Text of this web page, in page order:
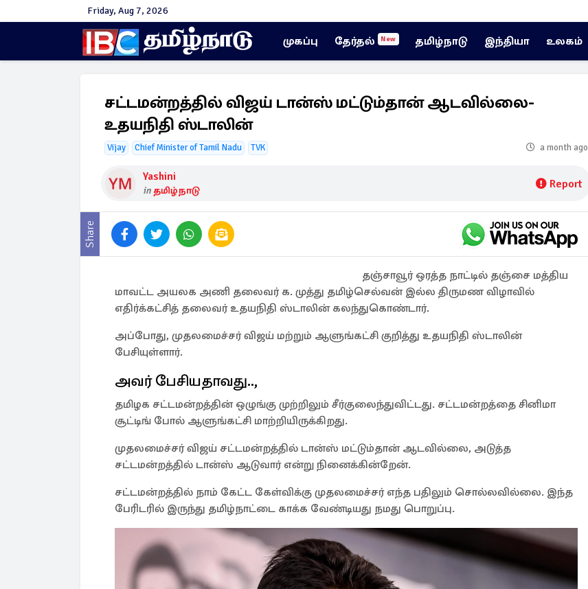
Friday, Aug 7, 2026
முகப்பு தேர்தல் New தமிழ்நாடு இந்தியா உலகம்
சட்டமன்றத்தில் விஜய் டான்ஸ் மட்டும்தான் ஆடவில்லை-
உதயநிதி ஸ்டாலின்
Vijay Chief Minister of Tamil Nadu TVK a month ago
Yashini
in தமிழ்நாடு Report
Share
தஞ்சாவூர் ஒரத்த நாட்டில் தஞ்சை மத்திய
மாவட்ட அயலக அணி தலைவர் க. முத்து தமிழ்செல்வன் இல்ல திருமண விழாவில்
எதிர்க்கட்சித் தலைவர் உதயநிதி ஸ்டாலின் கலந்துகொண்டார்.
அப்போது, முதலமைச்சர் விஜய் மற்றும் ஆளுங்கட்சி குறித்து உதயநிதி ஸ்டாலின்
பேசியுள்ளார்.
அவர் பேசியதாவது..,
தமிழக சட்டமன்றத்தின் ஒழுங்கு முற்றிலும் சீர்குலைந்துவிட்டது. சட்டமன்றத்தை சினிமா
சூட்டிங் போல் ஆளுங்கட்சி மாற்றியிருக்கிறது.
முதலமைச்சர் விஜய் சட்டமன்றத்தில் டான்ஸ் மட்டும்தான் ஆடவில்லை, அடுத்த
சட்டமன்றத்தில் டான்ஸ் ஆடுவார் என்று நினைக்கின்றேன்.
சட்டமன்றத்தில் நாம் கேட்ட கேள்விக்கு முதலமைச்சர் எந்த பதிலும் சொல்லவில்லை. இந்த
பேரிடரில் இருந்து தமிழ்நாட்டை காக்க வேண்டியது நமது பொறுப்பு.